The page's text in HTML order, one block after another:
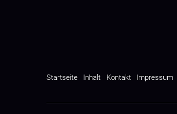
Startseite Inhalt Kontakt Impressum